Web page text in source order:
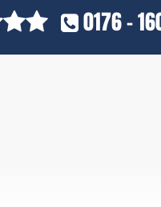
0176 -